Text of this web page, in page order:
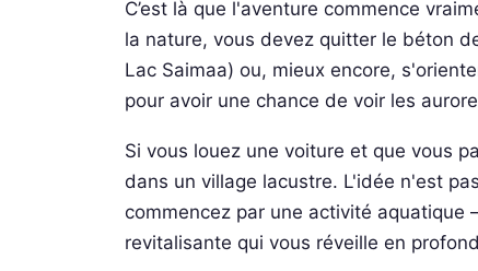
C’est là que l'aventure commence
la nature, vous devez quitter le béton
Lac Saimaa) ou, mieux encore,
pour avoir une chance de voir les
Si vous louez une voiture et que vous
dans un village lacustre. L'idée n'est
commencez par une activité
revitalisante qui vous réveille en